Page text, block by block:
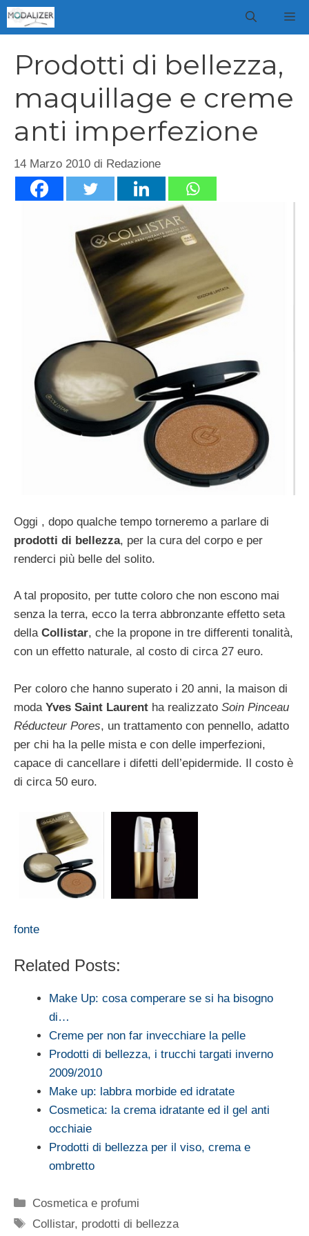
Vai
al
Prodotti di bellezza,
maquillage e creme
anti imperfezione
14 Marzo 2010 di Redazione
Oggi , dopo qualche tempo torneremo a parlare di
prodotti di bellezza, per la cura del corpo e per
renderci più belle del solito.
A tal proposito, per tutte coloro che non escono mai
senza la terra, ecco la terra abbronzante effetto seta
della Collistar, che la propone in tre differenti tonalità,
con un effetto naturale, al costo di circa 27 euro.
Per coloro che hanno superato i 20 anni, la maison di
moda Yves Saint Laurent ha realizzato Soin Pinceau
Réducteur Pores, un trattamento con pennello, adatto
per chi ha la pelle mista e con delle imperfezioni,
capace di cancellare i difetti dell’epidermide. Il costo è
di circa 50 euro.
fonte
Related Posts:
Make Up: cosa comperare se si ha bisogno
di…
Creme per non far invecchiare la pelle
Prodotti di bellezza, i trucchi targati inverno
2009/2010
Make up: labbra morbide ed idratate
Cosmetica: la crema idratante ed il gel anti
occhiaie
Prodotti di bellezza per il viso, crema e
ombretto
Categorie
Cosmetica e profumi
Tag
Collistar, prodotti di bellezza